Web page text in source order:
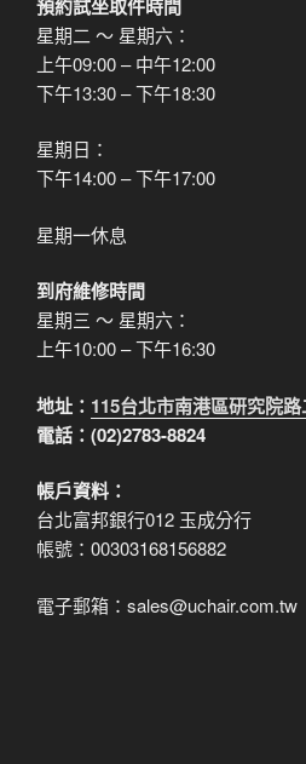
預約試坐取件時間
星期二 ～ 星期六：
上午09:00 – 中午12:00
下午13:30 – 下午18:30
星期日：
下午14:00 – 下午17:00
星期一休息
到府維修時間
星期三 ～ 星期六：
上午10:00 – 下午16:30
地址： 115台北市南港區研究院
電話：(02)2783-8824
帳戶資料：
台北富邦銀行012 玉成分行
帳號：00303168156882
電子郵箱：sales@uchair.com.tw